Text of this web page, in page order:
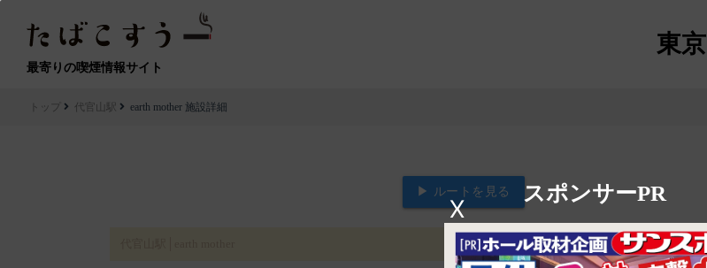
最寄りの喫煙情報サイト
東京
スポンサーPR
X
トップ 代官山駅 earth mother 施設詳細
▶ ルートを見る